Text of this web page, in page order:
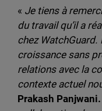
« Je tiens à
du travail qu’il a
chez WatchGuard.
croissance sans
relations avec la
contexte actuel
Prakash Panjwani.